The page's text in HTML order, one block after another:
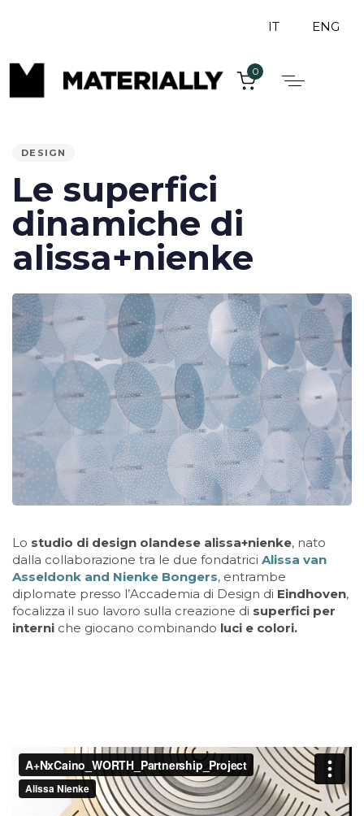
IT ENG
0
DESIGN
Le superfici
dinamiche di
alissa+nienke
Lo studio di design olandese alissa+nienke, nato
dalla collaborazione tra le due fondatrici Alissa van
Asseldonk and Nienke Bongers, entrambe
diplomate presso l’Accademia di Design di Eindhoven,
focalizza il suo lavoro sulla creazione di superfici per
interni che giocano combinando luci e colori.